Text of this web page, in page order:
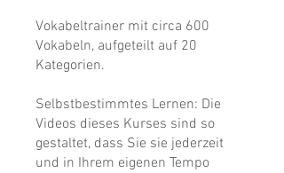
Vokabeltrainer mit circa 600
Vokabeln, aufgeteilt auf 20
Kategorien.
Selbstbestimmtes Lernen: Die
Videos dieses Kurses sind so
gestaltet, dass Sie sie jederzeit
und in Ihrem eigenen Tempo